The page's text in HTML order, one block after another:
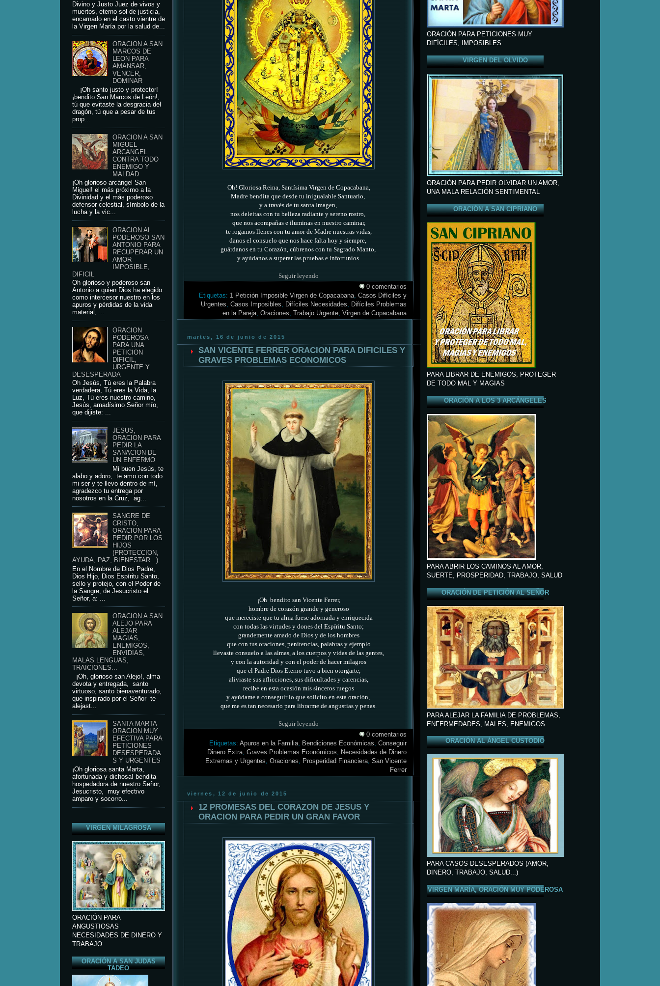
Divino y Justo Juez de vivos y
muertos, eterno sol de justicia,
encarnado en el casto vientre de
la Virgen María por la salud de...
ORACION A SAN
MARCOS DE
LEON PARA
AMANSAR,
VENCER,
DOMINAR
¡Oh santo justo y protector!
¡bendito San Marcos de León!,
tú que evitaste la desgracia del
dragón, tú que a pesar de tus
prop...
ORACION A SAN
MIGUEL
ARCANGEL
CONTRA TODO
ENEMIGO Y
MALDAD
¡Oh glorioso arcángel San
Miguel! el más próximo a la
Divinidad y el más poderoso
defensor celestial, símbolo de la
lucha y la vic...
ORACION AL
PODEROSO SAN
ANTONIO PARA
RECUPERAR UN
AMOR
IMPOSIBLE,
DIFICIL
Oh glorioso y poderoso san
Antonio a quien Dios ha elegido
como intercesor nuestro en los
apuros y pérdidas de la vida
material, ...
ORACION
PODEROSA
PARA UNA
PETICION
DIFICIL,
URGENTE Y
DESESPERADA
Oh Jesús, Tú eres la Palabra
verdadera, Tú eres la Vida, la
Luz, Tú eres nuestro camino,
Jesús, amadísimo Señor mío,
que dijiste: ...
JESUS,
ORACION PARA
PEDIR LA
SANACION DE
UN ENFERMO
Mi buen Jesús, te
alabo y adoro, te amo con todo
mi ser y te llevo dentro de mí,
agradezco tu entrega por
nosotros en la Cruz, ag...
SANGRE DE
CRISTO,
ORACION PARA
PEDIR POR LOS
HIJOS
(PROTECCION,
AYUDA, PAZ, BIENESTAR...)
En el Nombre de Dios Padre,
Dios Hijo, Dios Espíritu Santo,
sello y protejo, con el Poder de
la Sangre, de Jesucristo el
Señor, a: ...
ORACION A SAN
ALEJO PARA
ALEJAR
MAGIAS,
ENEMIGOS,
ENVIDIAS,
MALAS LENGUAS,
TRAICIONES...
¡Oh, glorioso san Alejo!, alma
devota y entregada, santo
virtuoso, santo bienaventurado,
que inspirado por el Señor te
alejast...
SANTA MARTA
ORACION MUY
EFECTIVA PARA
PETICIONES
DESESPERADA
S Y URGENTES
¡Oh gloriosa santa Marta,
afortunada y dichosa! bendita
hospedadora de nuestro Señor,
Jesucristo, muy efectivo
amparo y socorro...
VIRGEN MILAGROSA
ORACIÓN PARA
ANGUSTIOSAS
NECESIDADES DE DINERO Y
TRABAJO
ORACIÓN A SAN JUDAS
TADEO
Oh! Gloriosa Reina, Santísima Virgende Copacabana,
Madre bendita que desde tu inigualable Santuario,
y a través de tu santa Imagen,
nos deleitas con tu belleza radiante y sereno rostro,
que nos acompañas e iluminas en nuestro caminar,
te rogamos llenes con tu amor de Madre nuestras vidas,
danos el consuelo que nos hace falta hoy y siempre,
guárdanos en tu Corazón, cúbrenos con tu Sagrado Manto,
y ayúdanos a superar las pruebas e infortunios.
Seguir leyendo
0 comentarios
Etiquetas: 1 Petición Imposible Virgen de Copacabana, Casos Difíciles y
Urgentes, Casos Imposibles, Difíciles Necesidades, Difíciles Problemas
en la Pareja, Oraciones, Trabajo Urgente, Virgen de Copacabana
martes, 16 de junio de 2015
SAN VICENTE FERRER ORACION PARA DIFICILES Y
GRAVES PROBLEMAS ECONOMICOS
¡Oh bendito san Vicente Ferrer,
hombre de corazón grande y generoso
que mereciste que tu alma fuese adornada y enriquecida
con todas las virtudes y dones del Espíritu Santo;
grandemente amado de Dios y de los hombres
que con tus oraciones, penitencias, palabras y ejemplo
llevaste consuelo a las almas, a los cuerpos y vidas de las gentes,
y con la autoridad y con el poder de hacer milagros
que el Padre Dios Eterno tuvo a bien otorgarte,
aliviaste sus aflicciones, sus dificultades y carencias,
recibe en esta ocasión mis sinceros ruegos
y ayúdame a conseguir lo que solicito en esta oración,
que me es tan necesario para librarme de angustias y penas.
Seguir leyendo
0 comentarios
Etiquetas: Apuros en la Familia, Bendiciones Económicas, Conseguir
Dinero Extra, Graves Problemas Económicos, Necesidades de Dinero
Extremas y Urgentes, Oraciones, Prosperidad Financiera, San Vicente
Ferrer
viernes, 12 de junio de 2015
12 PROMESAS DEL CORAZON DE JESUS Y
ORACION PARA PEDIR UN GRAN FAVOR
ORACIÓN PARA PETICIONES MUY
DIFÍCILES, IMPOSIBLES
VIRGEN DEL OLVIDO
ORACIÓN PARA PEDIR OLVIDAR UN AMOR,
UNA MALA RELACIÓN SENTIMENTAL
ORACIÓN A SAN CIPRIANO
PARA LIBRAR DE ENEMIGOS, PROTEGER
DE TODO MAL Y MAGIAS
ORACIÓN A LOS 3 ARCÁNGELES
PARA ABRIR LOS CAMINOS AL AMOR,
SUERTE, PROSPERIDAD, TRABAJO, SALUD
ORACIÓN DE PETICIÓN AL SEÑOR
PARA ALEJAR LA FAMILIA DE PROBLEMAS,
ENFERMEDADES, MALES, ENEMIGOS
ORACIÓN AL ÁNGEL CUSTODIO
PARA CASOS DESESPERADOS (AMOR,
DINERO, TRABAJO, SALUD...)
VIRGEN MARÍA, ORACIÓN MUY PODEROSA